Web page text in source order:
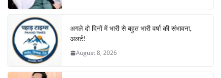
अगले दो दिनों में भारी से बहुत भारी वर्षा की संभावना,
अलर्ट!
August 8, 2026